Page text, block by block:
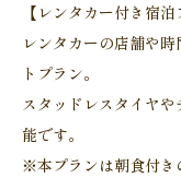
【レンタカー付き宿泊
レンタカーの店舗や
トプラン。
スタッドレスタイヤ
能です。
※本プランは朝食付き